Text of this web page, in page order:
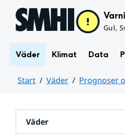
Hoppa till sidans innehåll
Gul,
Väder Klimat Data
Start Väder Prognoser
Väder